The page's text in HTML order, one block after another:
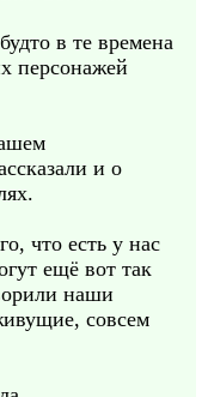
в те времена
персонажей
и о
что есть у нас
ещё вот так
наши
совсем